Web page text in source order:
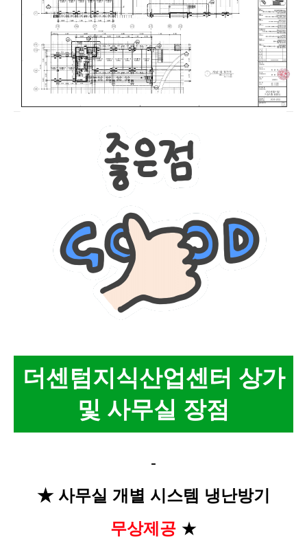
더센텀지식산업센터 상가
및 사무실 장점
-
★ 사무실 개별 시스템 냉난방기
무상제공★